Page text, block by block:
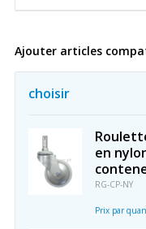
Ajouter articles
choisir
en
RG-CP-NY
Prix par